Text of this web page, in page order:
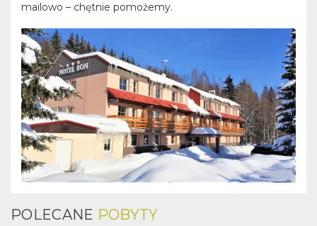
mailowo – chętnie pomożemy.
POLECANE POBYTY